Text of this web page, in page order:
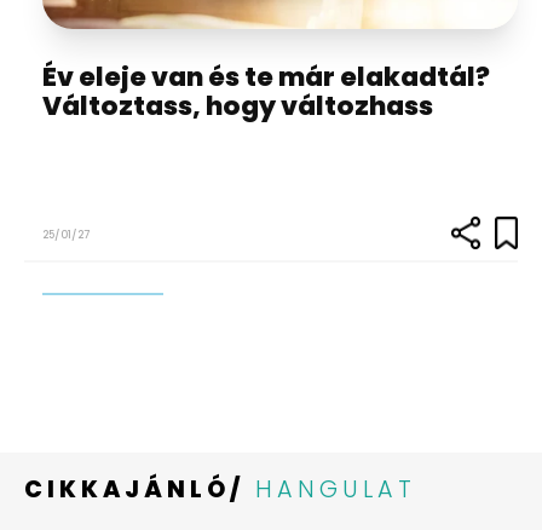
Év eleje van és te már elakadtál?
Változtass, hogy változhass
25/01/27
CIKKAJÁNLÓ/ HANGULAT